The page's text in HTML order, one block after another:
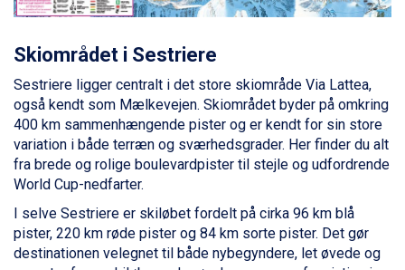
Alleghe fra DKK 5.595
Sauze dOulx fra DKK 4.045
La Thuile fra DKK 4.595
Val Thorens fra DKK 5.395
Cervinia fra DKK 5.295
Bad Hofgastein fra DKK 5.495
Passo Tonale fra DKK 3.795
Saalbach fra DKK 5.945
Sölden fra DKK 8.445
Champoluc fra DKK 3.795
Sestriere fra DKK 4.395
Skiområdet i Sestriere
Sestriere ligger centralt i det store skiområde Via Lattea,
også kendt som Mælkevejen. Skiområdet byder på omkring
400 km sammenhængende pister og er kendt for sin store
variation i både terræn og sværhedsgrader. Her finder du alt
fra brede og rolige boulevardpister til stejle og udfordrende
World Cup-nedfarter.
I selve Sestriere er skiløbet fordelt på cirka 96 km blå
pister, 220 km røde pister og 84 km sorte pister. Det gør
destinationen velegnet til både nybegyndere, let øvede og